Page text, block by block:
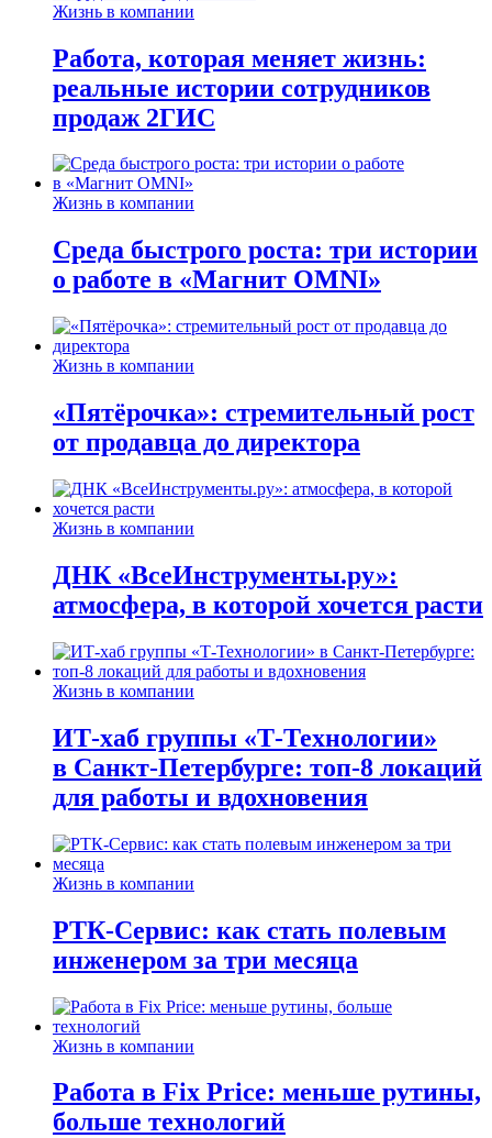
Жизнь в компании
Работа, которая меняет жизнь:
реальные истории сотрудников
продаж 2ГИС
Жизнь в компании
Среда быстрого роста: три истории
о работе в «Магнит OMNI»
Жизнь в компании
«Пятёрочка»: стремительный рост
от продавца до директора
Жизнь в компании
ДНК «ВсеИнструменты.ру»:
атмосфера, в которой хочется расти
Жизнь в компании
ИТ-хаб группы «Т-Технологии»
в Санкт-Петербурге: топ-8 локаций
для работы и вдохновения
Жизнь в компании
РТК-Сервис: как стать полевым
инженером за три месяца
Жизнь в компании
Работа в Fix Price: меньше рутины,
больше технологий